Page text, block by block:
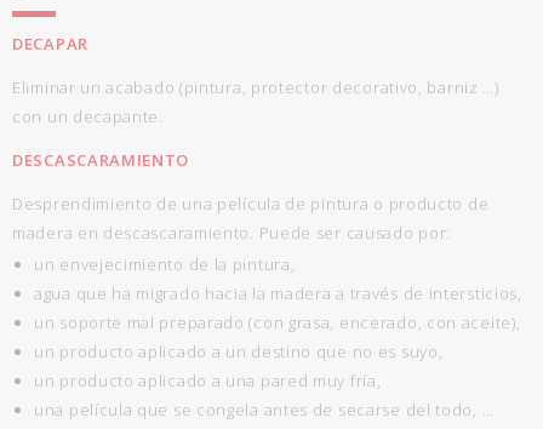
DECAPAR
Eliminar un acabado (pintura, protector decorativo, barniz …)
con un decapante.
DESCASCARAMIENTO
Desprendimiento de una película de pintura o producto de
madera en descascaramiento. Puede ser causado por:
un envejecimiento de la pintura,
agua que ha migrado hacia la madera a través de intersticios,
un soporte mal preparado (con grasa, encerado, con aceite),
un producto aplicado a un destino que no es suyo,
un producto aplicado a una pared muy fría,
una película que se congela antes de secarse del todo, …